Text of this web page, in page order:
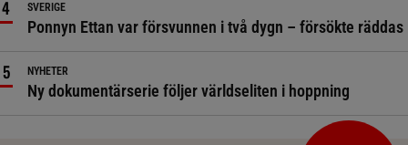
SVERIGE
Ponnyn Ettan var försvunnen i två dygn – försökte räddas
NYHETER
Ny dokumentärserie följer världseliten i hoppning